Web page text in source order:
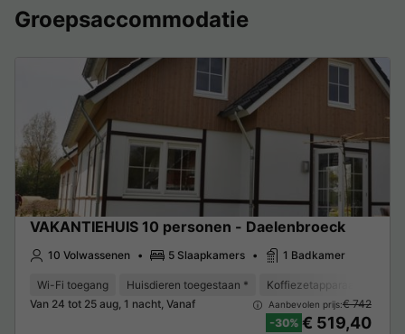
Groepsaccommodatie
VAKANTIEHUIS 10 personen - Daelenbroeck
10 Volwassenen 5 Slaapkamers 1 Badkamer
Wi-Fi toegang Huisdieren toegestaan * Koffiezetapparaat
Van 24 tot 25 aug, 1 nacht, Vanaf
Aanbevolen prijs:€ 742
-30% € 519,40